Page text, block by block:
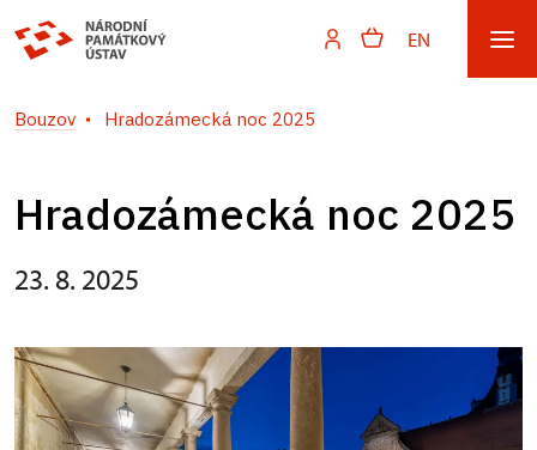
EN
Bouzov Hradozámecká noc 2025
Hradozámecká noc 2025
23. 8. 2025